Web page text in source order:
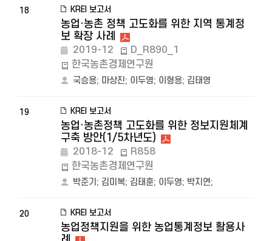
18 KREI 보고서
농업·농촌 정책 고도화를 위한 지역 통계정
보 확장 사례
2019-12
D_R890_1
한국농촌경제연구원
국승용; 마상진; 이두영; 이형용; 김태영
19 KREI 보고서
농업·농촌정책 고도화를 위한 정보지원체계
구축 방안(1/5차년도)
2018-12
R858
한국농촌경제연구원
박준기 ; 김미복; 김태훈; 이두영; 박지연;
20 KREI 보고서
농업정책지원을 위한 농업통계정보 활용사